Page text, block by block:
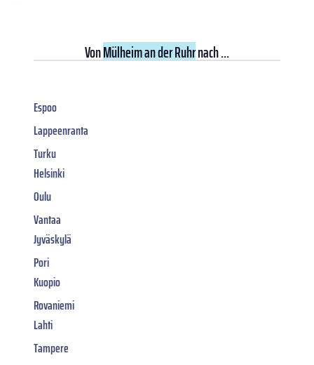
VonMülheim an der Ruhrnach ...
Espoo
Lappeenranta
Turku
Helsinki
Oulu
Vantaa
Jyväskylä
Pori
Kuopio
Rovaniemi
Lahti
Tampere